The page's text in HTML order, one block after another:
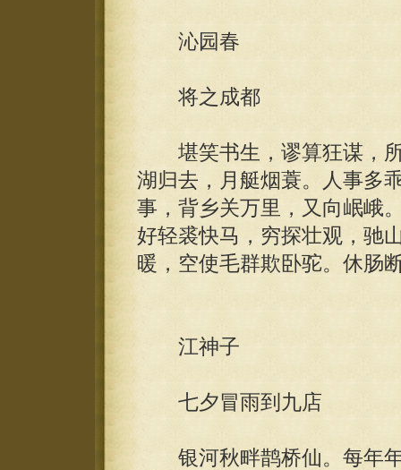
沁园春
将之成都
堪笑书生，谬算狂谋，所
湖归去，月艇烟蓑。人事多
事，背乡关万里，又向岷峨
好轻裘快马，穷探壮观，驰
暖，空使毛群欺卧驼。休肠
江神子
七夕冒雨到九店
银河秋畔鹊桥仙。每年年